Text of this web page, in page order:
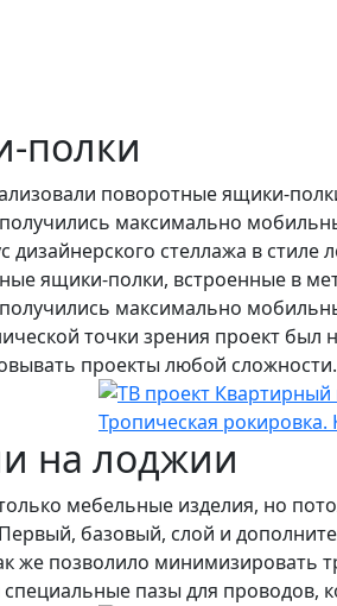
полки
поворотные ящики-
максимально
стеллажа в
ящики-полки, встроенные в
максимально
точки зрения проект
проекты любой сложности.
на лоджии
мебельные изделия, но
базовый, слой и
же позволило минимизировать
пазы для проводов,